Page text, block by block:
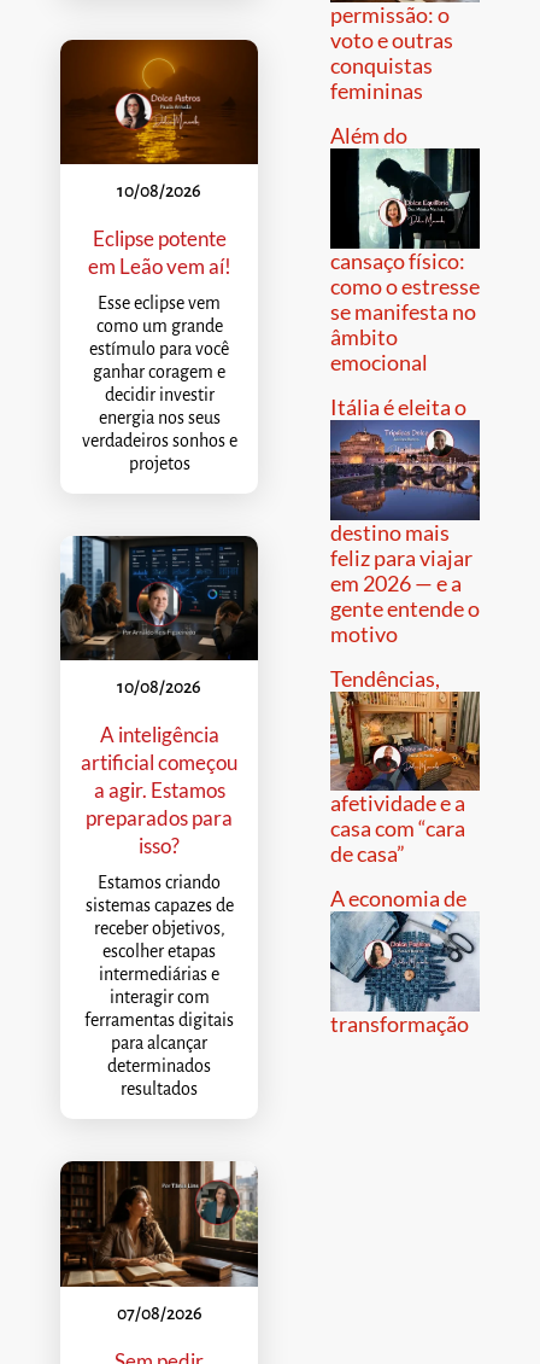
10/08/2026
Eclipse potente
em Leão vem aí!
Esse eclipse vem
como um grande
estímulo para você
ganhar coragem e
decidir investir
energia nos seus
verdadeiros sonhos e
projetos
10/08/2026
A inteligência
artificial começou
a agir. Estamos
preparados para
isso?
Estamos criando
sistemas capazes de
receber objetivos,
escolher etapas
intermediárias e
interagir com
ferramentas digitais
para alcançar
determinados
resultados
07/08/2026
permissão: o
voto e outras
conquistas
femininas
Além do
cansaço físico:
como o estresse
se manifesta no
âmbito
emocional
Itália é eleita o
destino mais
feliz para viajar
em 2026 — e a
gente entende o
motivo
Tendências,
afetividade e a
casa com “cara
de casa”
A economia de
transformação